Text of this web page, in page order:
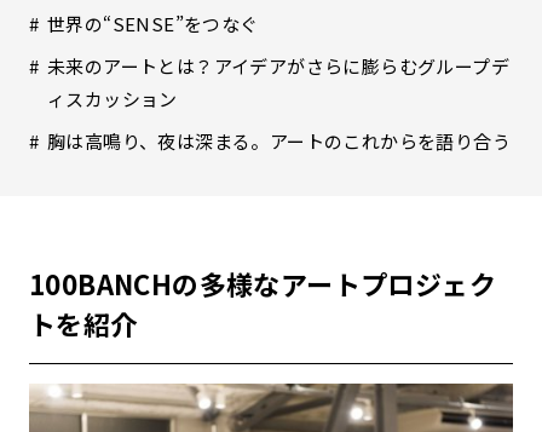
世界の“SENSE”をつなぐ
未来のアートとは？アイデアがさらに膨らむグループデ
ィスカッション
胸は高鳴り、夜は深まる。アートのこれからを語り合う
100BANCHの多様なアートプロジェク
トを紹介